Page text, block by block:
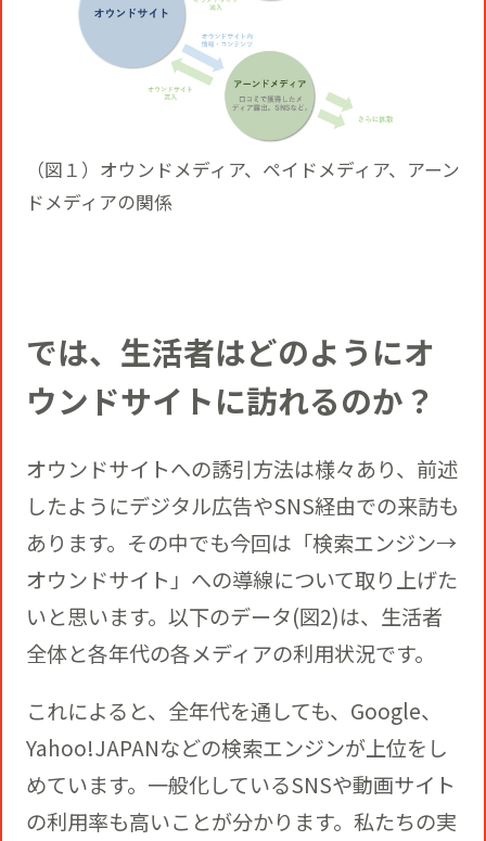
（図１）オウンドメディア、ペイドメディア、アーン
ドメディアの関係
では、生活者はどのようにオ
ウンドサイトに訪れるのか？
オウンドサイトへの誘引方法は様々あり、前述
したようにデジタル広告やSNS経由での来訪も
あります。その中でも今回は「検索エンジン→
オウンドサイト」への導線について取り上げた
いと思います。以下のデータ(図2)は、生活者
全体と各年代の各メディアの利用状況です。
これによると、全年代を通しても、Google、
Yahoo!JAPANなどの検索エンジンが上位をし
めています。一般化しているSNSや動画サイト
の利用率も高いことが分かります。私たちの実